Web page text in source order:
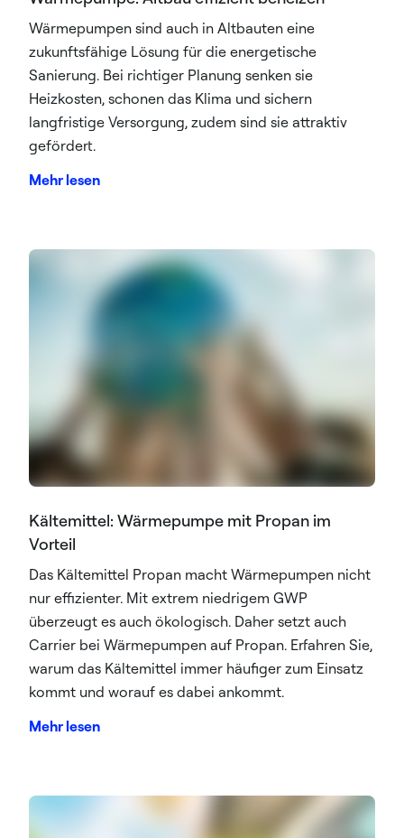
Wärmepumpen sind auch in Altbauten eine
zukunftsfähige Lösung für die energetische
Sanierung. Bei richtiger Planung senken sie
Heizkosten, schonen das Klima und sichern
langfristige Versorgung, zudem sind sie attraktiv
gefördert.
Mehr lesen
Kältemittel: Wärmepumpe mit Propan im
Vorteil
Das Kältemittel Propan macht Wärmepumpen nicht
nur effizienter. Mit extrem niedrigem GWP
überzeugt es auch ökologisch. Daher setzt auch
Carrier bei Wärmepumpen auf Propan. Erfahren Sie,
warum das Kältemittel immer häufiger zum Einsatz
kommt und worauf es dabei ankommt.
Mehr lesen